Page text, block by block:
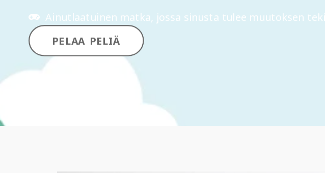
Ainutlaatuinen matka, jossa sinusta tulee muutoksen
PELAA PELIÄ